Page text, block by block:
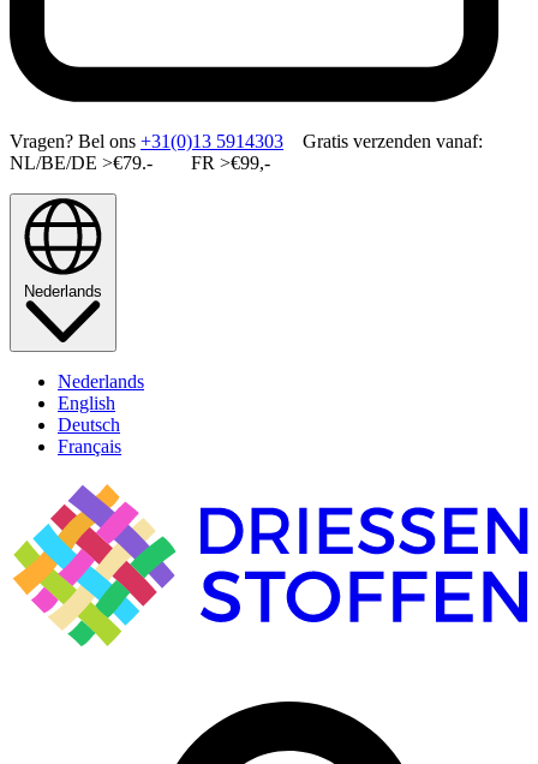
Vragen? Bel ons +31(0)13 5914303 Gratis verzenden vanaf:
NL/BE/DE >€79.- FR >€99,-
Nederlands
Nederlands
English
Deutsch
Français